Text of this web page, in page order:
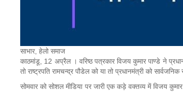
साभार, हेलो समाज
काठमांडू, 12 अप्रैल । वरिष्ठ पत्रकार विजय कुमार पाण्डे ने
तो राष्ट्रपति रामचन्द्र पौडेल को या तो प्रधानमंत्री को
सोमवार को सोशल मीडिया पर जारी एक कड़े वक्तव्य में विजय